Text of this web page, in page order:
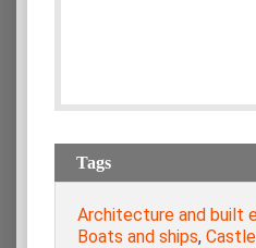
Tags
Architecture and built
Boats and ships,